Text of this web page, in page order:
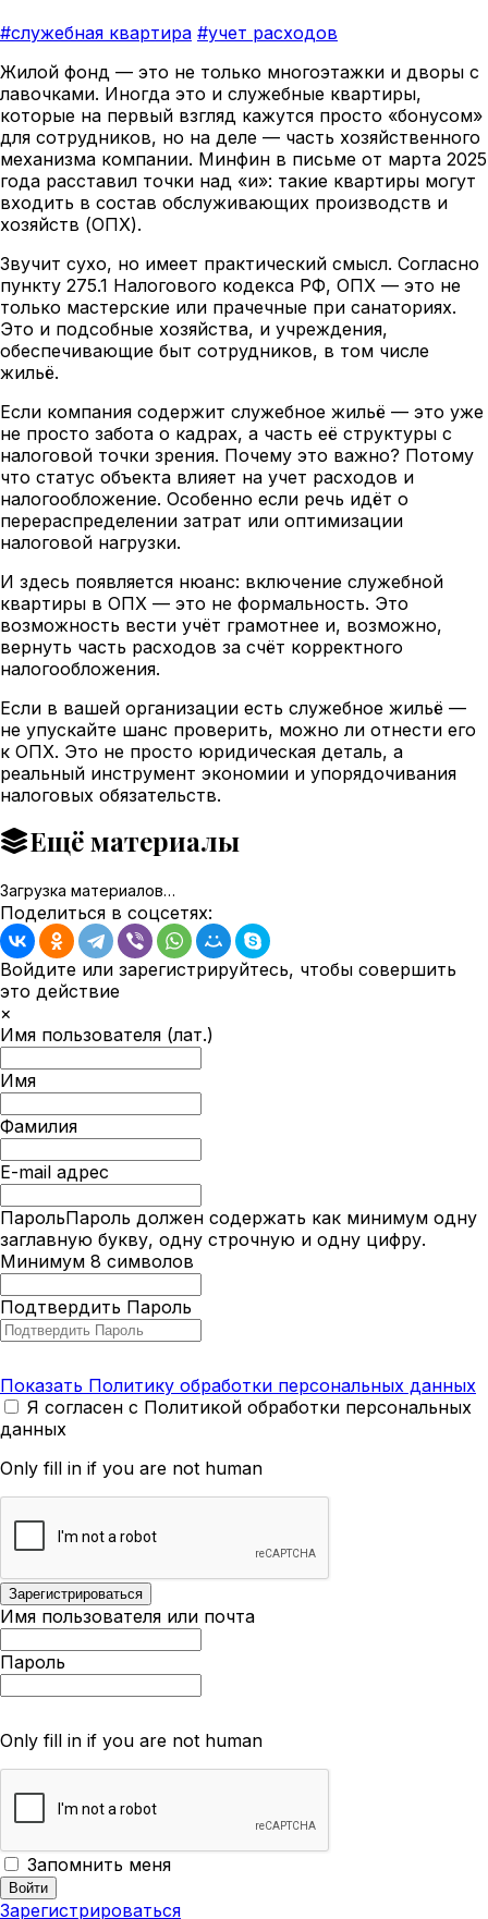
#служебная квартира #учет расходов
Жилой фонд — это не только многоэтажки и дворы с
лавочками. Иногда это и служебные квартиры,
которые на первый взгляд кажутся просто «бонусом»
для сотрудников, но на деле — часть хозяйственного
механизма компании. Минфин в письме от марта 2025
года расставил точки над «и»: такие квартиры могут
входить в состав обслуживающих производств и
хозяйств (ОПХ).
Звучит сухо, но имеет практический смысл. Согласно
пункту 275.1 Налогового кодекса РФ, ОПХ — это не
только мастерские или прачечные при санаториях.
Это и подсобные хозяйства, и учреждения,
обеспечивающие быт сотрудников, в том числе
жильё.
Если компания содержит служебное жильё — это уже
не просто забота о кадрах, а часть её структуры с
налоговой точки зрения. Почему это важно? Потому
что статус объекта влияет на учет расходов и
налогообложение. Особенно если речь идёт о
перераспределении затрат или оптимизации
налоговой нагрузки.
И здесь появляется нюанс: включение служебной
квартиры в ОПХ — это не формальность. Это
возможность вести учёт грамотнее и, возможно,
вернуть часть расходов за счёт корректного
налогообложения.
Если в вашей организации есть служебное жильё —
не упускайте шанс проверить, можно ли отнести его
к ОПХ. Это не просто юридическая деталь, а
реальный инструмент экономии и упорядочивания
налоговых обязательств.
Ещё материалы
Загрузка материалов…
Поделиться в соцсетях:
Войдите или зарегистрируйтесь, чтобы совершить
это действие
×
Имя пользователя (лат.)
Имя
Фамилия
E-mail адрес
ПарольПароль должен содержать как минимум одну
заглавную букву, одну строчную и одну цифру.
Минимум 8 символов
Подтвердить Пароль
Показать Политику обработки персональных данных
Я согласен с Политикой обработки персональных
данных
Only fill in if you are not human
Имя пользователя или почта
Пароль
Only fill in if you are not human
Запомнить меня
Зарегистрироваться